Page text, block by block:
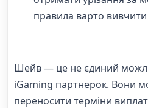
правила варто вивчити
Шейв — це не єдиний
iGaming партнерок. Вони
переносити терміни